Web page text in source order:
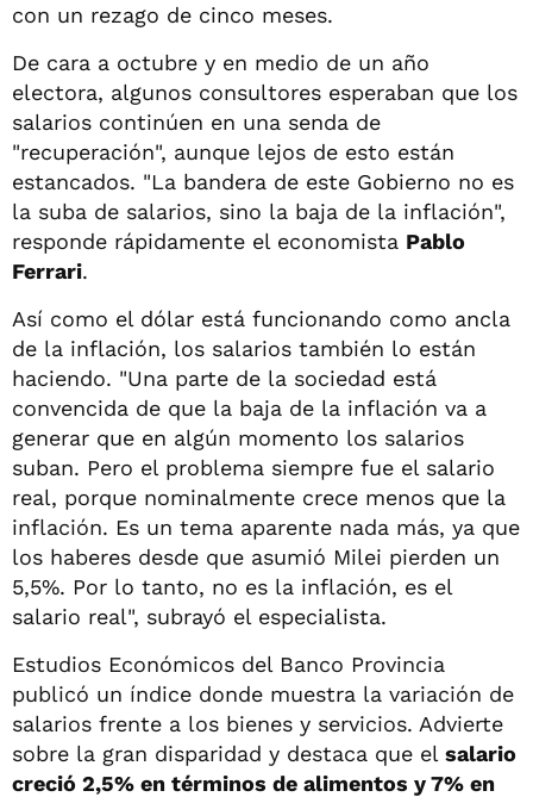
con un rezago de cinco meses.
De cara a octubre y en medio de un año
electora, algunos consultores esperaban que los
salarios continúen en una senda de
"recuperación", aunque lejos de esto están
estancados. "La bandera de este Gobierno no es
la suba de salarios, sino la baja de la inflación",
responde rápidamente el economista Pablo
Ferrari.
Así como el dólar está funcionando como ancla
de la inflación, los salarios también lo están
haciendo. "Una parte de la sociedad está
convencida de que la baja de la inflación va a
generar que en algún momento los salarios
suban. Pero el problema siempre fue el salario
real, porque nominalmente crece menos que la
inflación. Es un tema aparente nada más, ya que
los haberes desde que asumió Milei pierden un
5,5%. Por lo tanto, no es la inflación, es el
salario real", subrayó el especialista.
Estudios Económicos del Banco Provincia
publicó un índice donde muestra la variación de
salarios frente a los bienes y servicios. Advierte
sobre la gran disparidad y destaca que el salario
creció 2,5% en términos de alimentos y 7% en